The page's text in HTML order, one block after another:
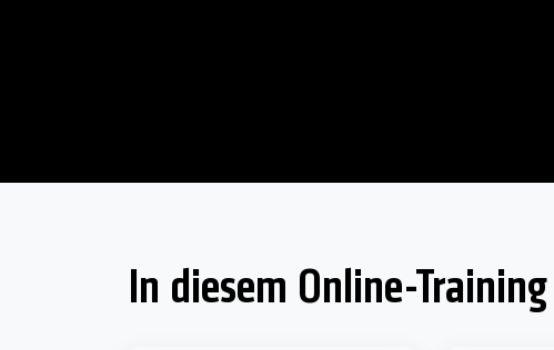
In diesem Online-